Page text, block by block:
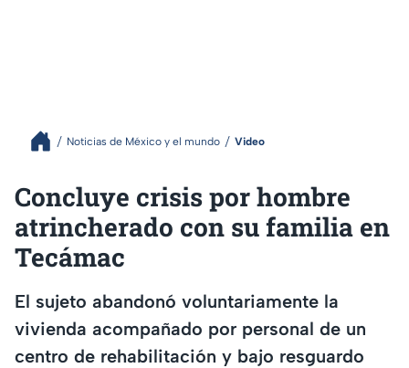
Noticias de México y el mundo Video
Concluye crisis por hombre
atrincherado con su familia en
Tecámac
El sujeto abandonó voluntariamente la
vivienda acompañado por personal de un
centro de rehabilitación y bajo resguardo